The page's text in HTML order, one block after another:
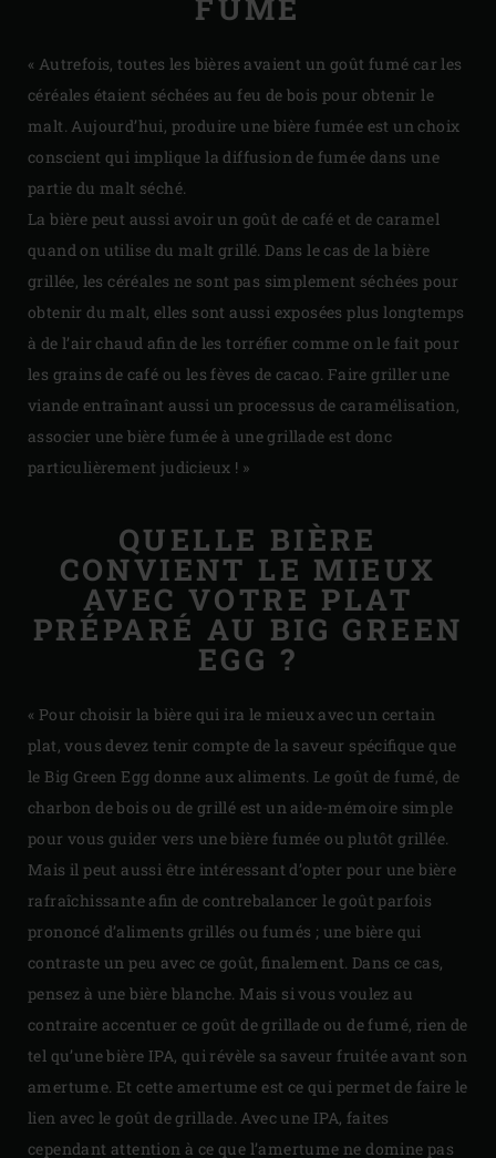
FUMÉ
« Autrefois, toutes les bières avaient un goût fumé car les
céréales étaient séchées au feu de bois pour obtenir le
malt. Aujourd’hui, produire une bière fumée est un choix
conscient qui implique la diffusion de fumée dans une
partie du malt séché.
La bière peut aussi avoir un goût de café et de caramel
quand on utilise du malt grillé. Dans le cas de la bière
grillée, les céréales ne sont pas simplement séchées pour
obtenir du malt, elles sont aussi exposées plus longtemps
à de l’air chaud afin de les torréfier comme on le fait pour
les grains de café ou les fèves de cacao. Faire griller une
viande entraînant aussi un processus de caramélisation,
associer une bière fumée à une grillade est donc
particulièrement judicieux ! »
QUELLE BIÈRE
CONVIENT LE MIEUX
AVEC VOTRE PLAT
PRÉPARÉ AU BIG GREEN
EGG ?
« Pour choisir la bière qui ira le mieux avec un certain
plat, vous devez tenir compte de la saveur spécifique que
le Big Green Egg donne aux aliments. Le goût de fumé, de
charbon de bois ou de grillé est un aide-mémoire simple
pour vous guider vers une bière fumée ou plutôt grillée.
Mais il peut aussi être intéressant d’opter pour une bière
rafraîchissante afin de contrebalancer le goût parfois
prononcé d’aliments grillés ou fumés ; une bière qui
contraste un peu avec ce goût, finalement. Dans ce cas,
pensez à une bière blanche. Mais si vous voulez au
contraire accentuer ce goût de grillade ou de fumé, rien de
tel qu’une bière IPA, qui révèle sa saveur fruitée avant son
amertume. Et cette amertume est ce qui permet de faire le
lien avec le goût de grillade. Avec une IPA, faites
cependant attention à ce que l’amertume ne domine pas